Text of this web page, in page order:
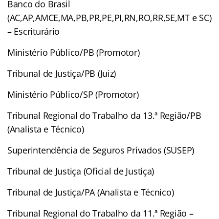
Banco do Brasil
(AC,AP,AMCE,MA,PB,PR,PE,PI,RN,RO,RR,SE,MT e SC)
– Escriturário
Ministério Público/PB (Promotor)
Tribunal de Justiça/PB (Juiz)
Ministério Público/SP (Promotor)
Tribunal Regional do Trabalho da 13.ª Região/PB
(Analista e Técnico)
Superintendência de Seguros Privados (SUSEP)
Tribunal de Justiça (Oficial de Justiça)
Tribunal de Justiça/PA (Analista e Técnico)
Tribunal Regional do Trabalho da 11.ª Região –